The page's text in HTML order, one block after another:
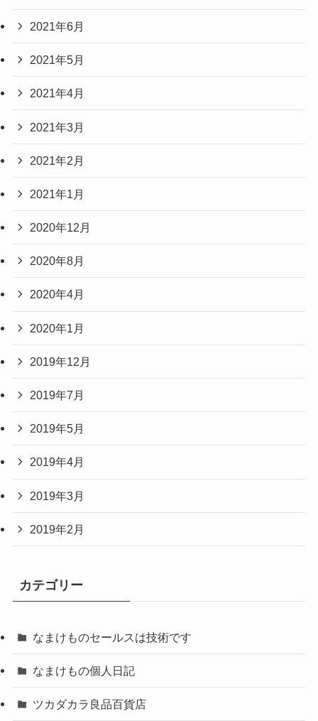
2021年6月
2021年5月
2021年4月
2021年3月
2021年2月
2021年1月
2020年12月
2020年8月
2020年4月
2020年1月
2019年12月
2019年7月
2019年5月
2019年4月
2019年3月
2019年2月
カテゴリー
なまけものセールスは技術です
なまけもの個人日記
ツカダカラ良品百貨店